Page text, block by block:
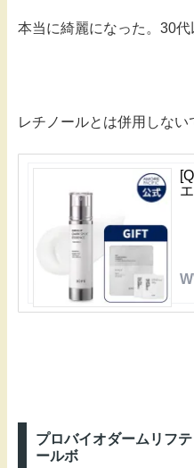
本当に綺麗になった。30代
レチノールとは併用しない
プロバイオダームリフ
ールボ